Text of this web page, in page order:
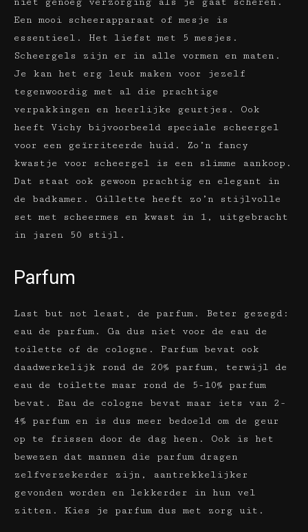
niet genoeg verzorging als je gaat scheren.
Een mooi scheerapparaat of mesje is
essentieel. Het liefst met 5 mesjes.
Scheergels zijn er in alle vormen en maten.
Je kan het erg leuk maken voor jezelf
tegenwoordig met al die prachtige
verpakkingen en heerlijke geurtjes. Ook
heeft Vichy bijvoorbeeld speciale scheergel
voor een geïrriteerde huid. Zo’n fancy
kwastje voor scheergel is een slimme aankoop.
Dat staat ook gewoon prachtig en elegant in
de badkamer. Gillette heeft zo’n stijlvolle
set met scheermes en kwast in 1, uitgebracht
in jaren 50 stijl.
Parfum
Last but not least, de parfum. Beter gezegd:
eau de parfum. Ga dus niet voor de eau de
toilette of de cologne. Parfum bevat ook
daadwerkelijk rond de 20% parfum, terwijl de
eau de toilette maar rond de 5-10% parfum
bevat. Eau de cologne bevat maar iets van 2-
4% parfum en is dus meer bedoeld om de geur
op te frissen door de dag heen. Ook is het
bewezen dat mannen die parfum dragen
zelfverzekerder zijn, aantrekkelijker
gevonden worden en lekkerder in hun vel
zitten. Kies je parfum dus met zorg uit.